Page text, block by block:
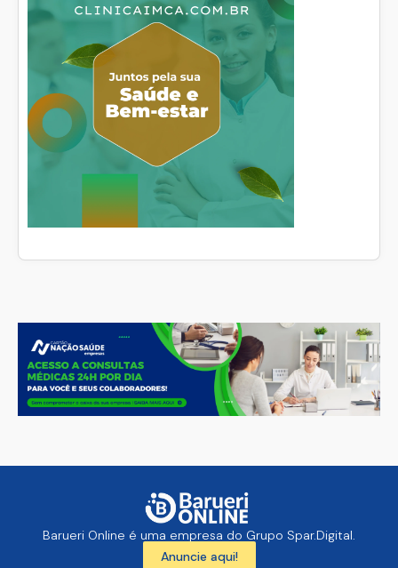
Barueri Online é uma empresa do Grupo Spar.Digital.
Anuncie aqui!